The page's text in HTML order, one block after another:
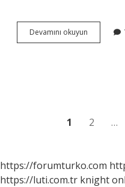
Devamını okuyun
gösterme
1 2 …
https://forumturko.com
https://luti.com.tr knight